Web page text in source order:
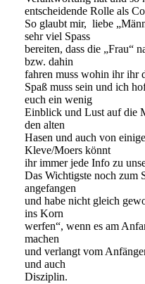
entscheidende Rolle als
So glaubt mir, liebe
sehr viel Spass
bereiten, dass die „Frau“
bzw. dahin
fahren muss wohin ihr ihr
Spaß muss sein und ich
euch ein wenig
Einblick und Lust auf die
den alten
Hasen und auch von
Kleve/Moers könnt
ihr immer jede Info zu
Das Wichtigste noch zum
angefangen
und habe nicht gleich
ins Korn
werfen“, wenn es am
machen
und verlangt vom
und auch
Disziplin.